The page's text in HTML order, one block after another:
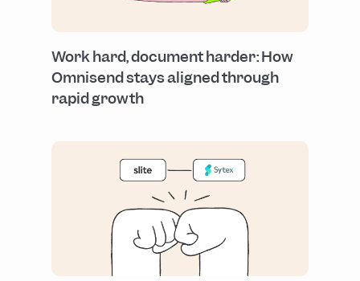
Work hard, document harder: How
Omnisend stays aligned through
rapid growth